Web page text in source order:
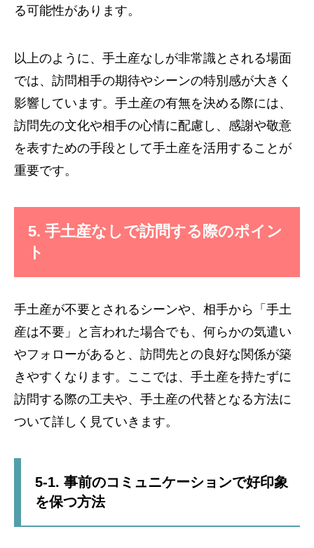
る可能性があります。
以上のように、手土産なしが非常識とされる場面
では、訪問相手の期待やシーンの特別感が大きく
影響しています。手土産の有無を決める際には、
訪問先の文化や相手の心情に配慮し、感謝や敬意
を表すための手段として手土産を活用することが
重要です。
5. 手土産なしで訪問する際のポイン
ト
手土産が不要とされるシーンや、相手から「手土
産は不要」と言われた場合でも、何らかの気遣い
やフォローがあると、訪問先との良好な関係が築
きやすくなります。ここでは、手土産を持たずに
訪問する際の工夫や、手土産の代替となる方法に
ついて詳しく見ていきます。
5-1. 事前のコミュニケーションで好印象
を保つ方法